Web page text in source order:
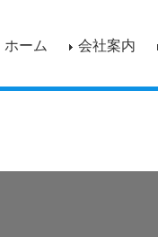
ホーム 会社案内